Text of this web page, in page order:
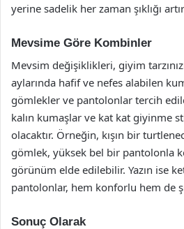
yerine sadelik her zaman şıklığı
Mevsime Göre Kombinler
Mevsim değişiklikleri, giyim
aylarında hafif ve nefes alabilen
gömlekler ve pantolonlar tercih
kalın kumaşlar ve kat kat giyinme
olacaktır. Örneğin, kışın bir
gömlek, yüksek bel bir pantolonla
görünüm elde edilebilir. Yazın ise
pantolonlar, hem konforlu hem de
Sonuç Olarak